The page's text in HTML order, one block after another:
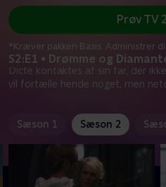
S2:E1 • Drømme og
Dicte kontaktes af sin far, der
vil fortælle hende noget, men
Prøv TV
*Kræver pakken Basis. Administrer
Sæson 1 Sæson 2